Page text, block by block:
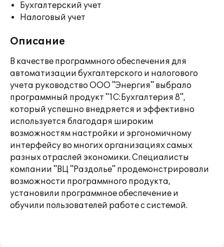
Бухгалтерский учет
Налоговый учет
Описание
В качестве программного обеспечения для
автоматизации бухгалтерского и налогового
учета руководство ООО "Энергия" выбрало
программный продукт "1С:Бухгалтерия 8",
который успешно внедряется и эффективно
используется благодаря широким
возможностям настройки и эргономичному
интерфейсу во многих организациях самых
разных отраслей экономики. Специалисты
компании "ВЦ "Раздолье" продемонстрировали
возможности программного продукта,
установили программное обеспечение и
обучили пользователей работе с системой.